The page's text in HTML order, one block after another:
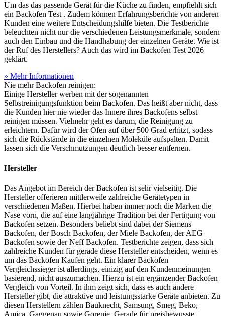
Um das das passende Gerät für die Küche zu finden, empfiehlt sich
ein Backofen Test . Zudem können Erfahrungsberichte von anderen
Kunden eine weitere Entscheidungshilfe bieten. Die Testberichte
beleuchten nicht nur die verschiedenen Leistungsmerkmale, sondern
auch den Einbau und die Handhabung der einzelnen Geräte. Wie ist
der Ruf des Herstellers? Auch das wird im Backofen Test 2026
geklärt.
» Mehr Informationen
Nie mehr Backofen reinigen:
Einige Hersteller werben mit der sogenannten
Selbstreinigungsfunktion beim Backofen. Das heißt aber nicht, dass
die Kunden hier nie wieder das Innere ihres Backofens selbst
reinigen müssen. Vielmehr geht es darum, die Reinigung zu
erleichtern. Dafür wird der Ofen auf über 500 Grad erhitzt, sodass
sich die Rückstände in die einzelnen Moleküle aufspalten. Damit
lassen sich die Verschmutzungen deutlich besser entfernen.
Hersteller
Das Angebot im Bereich der Backofen ist sehr vielseitig. Die
Hersteller offerieren mittlerweile zahlreiche Gerätetypen in
verschiedenen Maßen. Hierbei haben immer noch die Marken die
Nase vorn, die auf eine langjährige Tradition bei der Fertigung von
Backofen setzen. Besonders beliebt sind dabei der Siemens
Backofen, der Bosch Backofen, der Miele Backofen, der AEG
Backofen sowie der Neff Backofen. Testberichte zeigen, dass sich
zahlreiche Kunden für gerade diese Hersteller entscheiden, wenn es
um das Backofen Kaufen geht. Ein klarer Backofen
Vergleichssieger ist allerdings, einizig auf den Kundenmeinungen
basierend, nicht auszumachen. Hierzu ist ein ergänzender Backofen
Vergleich von Vorteil. In ihm zeigt sich, dass es auch andere
Hersteller gibt, die attraktive und leistungsstarke Geräte anbieten. Zu
diesen Herstellern zählen Bauknecht, Samsung, Smeg, Beko,
Amica, Gaggenau sowie Gorenje. Gerade für preisbewusste